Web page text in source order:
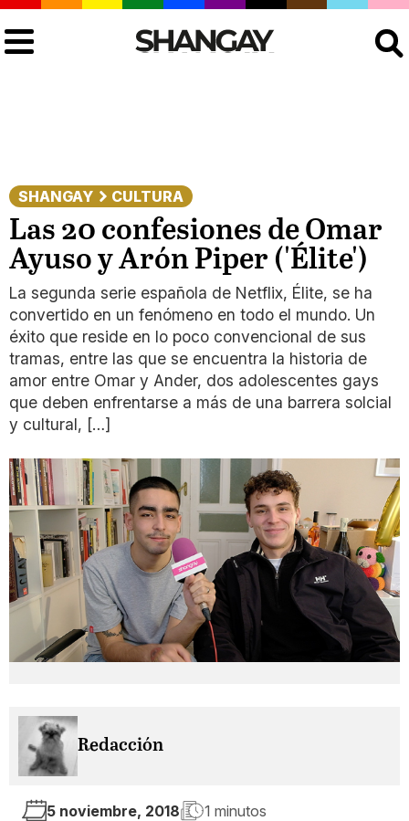
SHANGAY CULTURA
Las 20 confesiones de Omar
Ayuso y Arón Piper ('Élite')
La segunda serie española de Netflix, Élite, se ha
convertido en un fenómeno en todo el mundo. Un
éxito que reside en lo poco convencional de sus
tramas, entre las que se encuentra la historia de
amor entre Omar y Ander, dos adolescentes gays
que deben enfrentarse a más de una barrera solcial
y cultural, […]
Redacción
5 noviembre, 2018 1 minutos